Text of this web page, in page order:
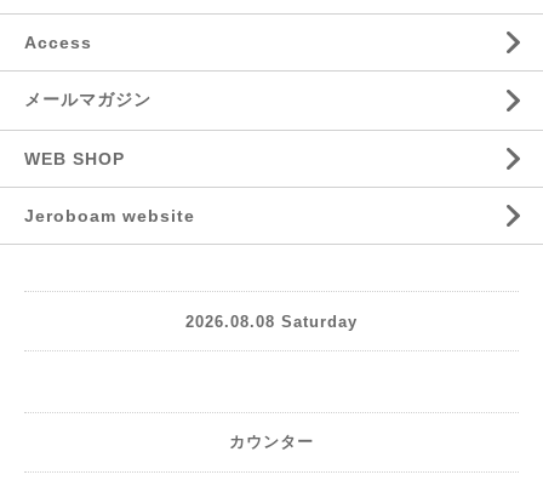
Access
メールマガジン
WEB SHOP
Jeroboam website
2026.08.08 Saturday
カウンター